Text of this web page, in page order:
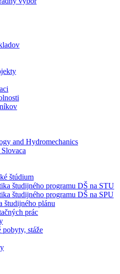
and Hydromechanics
štúdium
študijného programu DŠ na STU
študijného programu DŠ na SPU
študijného plánu
prác
stáže